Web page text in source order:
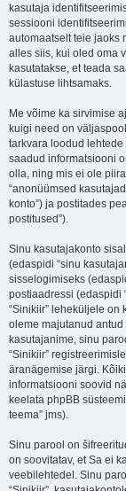
kasutaja
sessiooni
automaatselt teie jaoks
alles siis, kui oled oma
kasutatakse, et teada
külastuse lihtsamaks.
Me võime ka sirvimise
kuigi need on
tarkvara loodud
saadud informatsiooni
olla, ning mis ei ole
“anonüümsed
konto”) ja postitades
postitused”).
Sinu kasutajakonto
(edaspidi “sinu
sisselogimiseks
postiaadressi (edaspidi
“Sinikiir” leheküljele
oleme majutanud
kasutajanime, sinu
“Sinikiir”
äranägemise järgi.
informatsiooni soovid
keelata phpBB
teema” jms).
Sinu parool on
on soovitatav, et Sa ei
veebilehtedel. Sinu